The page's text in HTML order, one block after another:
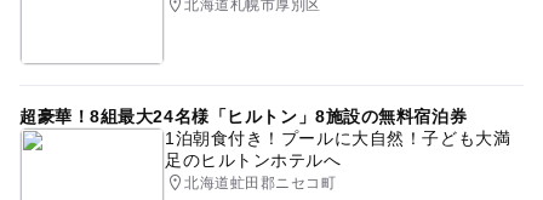
北海道札幌市厚別区
超豪華！8組最大24名様「ヒルトン」8施設の無料宿泊券
1泊朝食付き！プールに大自然！子ども大満
足のヒルトンホテルへ
北海道虻田郡ニセコ町